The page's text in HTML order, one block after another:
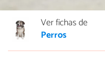
Ver fichas de
Perros